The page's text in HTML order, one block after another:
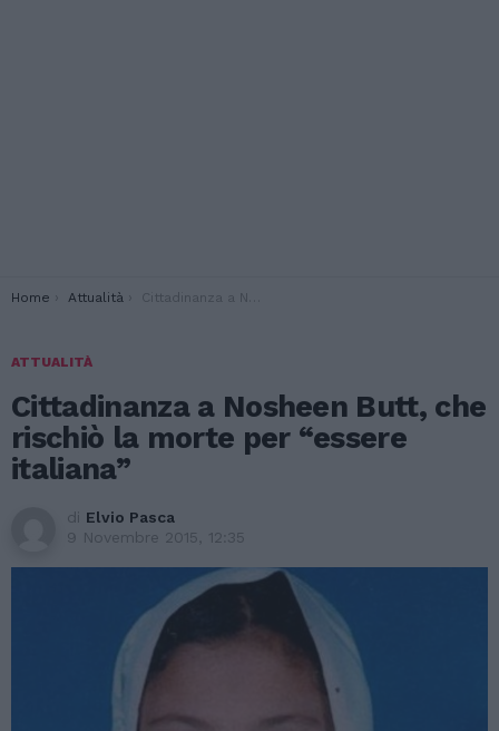
You are here:
Home Attualità Cittadinanza a Nosheen Butt, che rischiò la morte per “essere italiana”
ATTUALITÀ
Cittadinanza a Nosheen Butt, che
rischiò la morte per “essere
italiana”
di Elvio Pasca
9 Novembre 2015, 12:35